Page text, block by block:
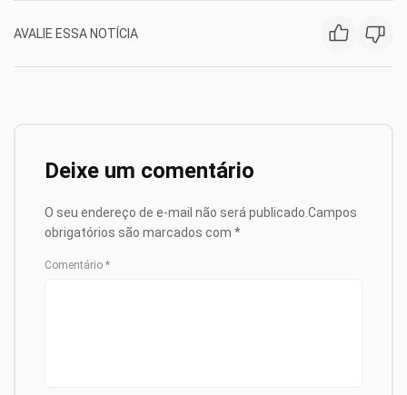
AVALIE ESSA NOTÍCIA
Deixe um comentário
O seu endereço de e-mail não será publicado.Campos
obrigatórios são marcados com *
Comentário *